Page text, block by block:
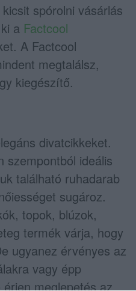
spórolni vásárlás
a Factcool
A Factcool
megtalálsz,
kiegészítő.
divatcikkeket.
szempontból ideális
található ruhadarab
sugároz.
topok, blúzok,
termék várja, hogy
ugyanez érvényes az
vagy épp
meglepetés az